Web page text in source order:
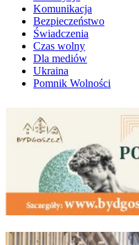
Komunikacja
Bezpieczeństwo
Świadczenia
Czas wolny
Dla mediów
Ukraina
Pomnik Wolności